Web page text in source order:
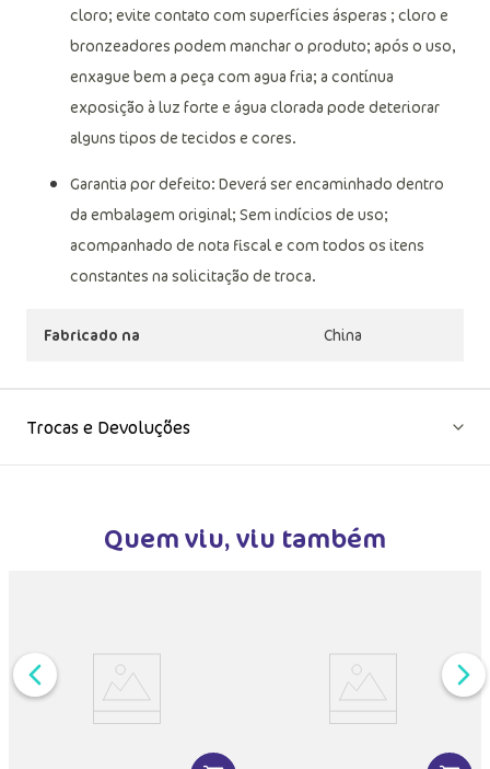
cloro; evite contato com superfícies ásperas ; cloro e
bronzeadores podem manchar o produto; após o uso,
enxague bem a peça com agua fria; a contínua
exposição à luz forte e água clorada pode deteriorar
alguns tipos de tecidos e cores.
Garantia por defeito: Deverá ser encaminhado dentro
da embalagem original; Sem indícios de uso;
acompanhado de nota fiscal e com todos os itens
constantes na solicitação de troca.
Fabricado na China
Trocas e Devoluções
Quem viu, viu também
INFORMAÇÕES DO PRODUTO